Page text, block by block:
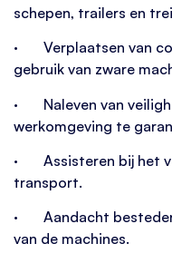
schepen, trailers en
· Verplaatsen van
gebruik van zware
· Naleven van
werkomgeving te
· Assisteren bij het
transport.
· Aandacht
van de machines.